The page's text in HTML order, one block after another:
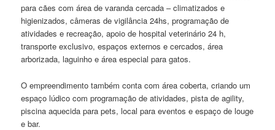
para cães com área de varanda cercada – climatizados e
higienizados, câmeras de vigilância 24hs, programação de
atividades e recreação, apoio de hospital veterinário 24 h,
transporte exclusivo, espaços externos e cercados, área
arborizada, laguinho e área especial para gatos.
O empreendimento também conta com área coberta, criando um
espaço lúdico com programação de atividades, pista de agility,
piscina aquecida para pets, local para eventos e espaço de louge
e bar.